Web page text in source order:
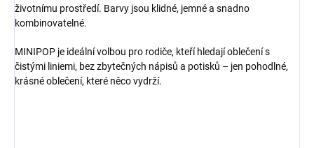
životnímu prostředí. Barvy jsou klidné, jemné a snadno
kombinovatelné.
MINIPOP je ideální volbou pro rodiče, kteří hledají oblečení s
čistými liniemi, bez zbytečných nápisů a potisků – jen pohodlné,
krásné oblečení, které něco vydrží.